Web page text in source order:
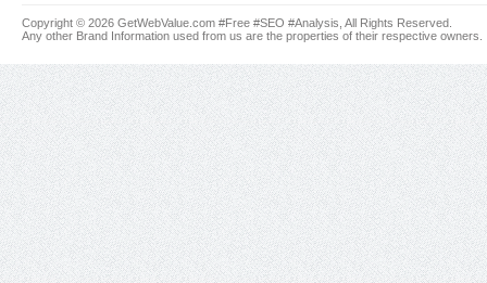
Copyright © 2026 GetWebValue.com #Free #SEO #Analysis, All Rights Reserved.
Any other Brand Information used from us are the properties of their respective owners.